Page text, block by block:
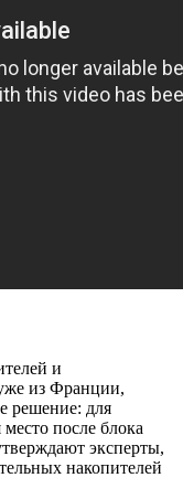
и
из Франции,
решение: для
место после блока
эксперты,
накопителей